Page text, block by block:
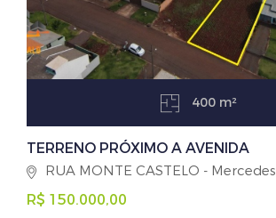
400 m²
TERRENO PRÓXIMO A AVENIDA
RUA MONTE CASTELO - Mercedes
R$ 150.000,00